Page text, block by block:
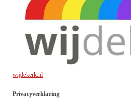
wijdekerk.nl
Privacyverklaring